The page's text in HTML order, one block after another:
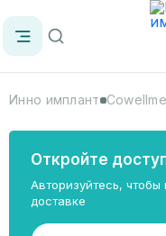
Инно имплант
Откройте
Авторизуйтесь, чтобы
доставке